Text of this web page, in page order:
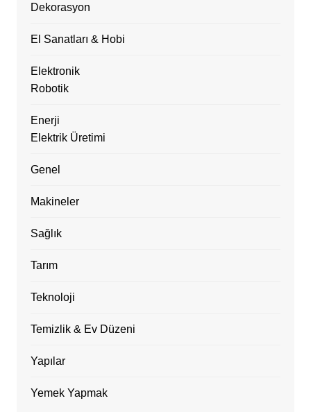
Dekorasyon
El Sanatları & Hobi
Elektronik
Robotik
Enerji
Elektrik Üretimi
Genel
Makineler
Sağlık
Tarım
Teknoloji
Temizlik & Ev Düzeni
Yapılar
Yemek Yapmak